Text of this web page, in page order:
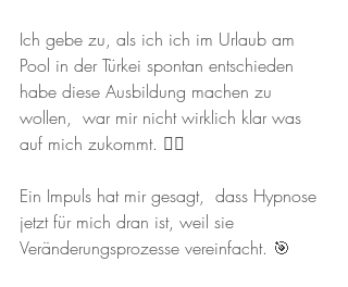
Ich gebe zu, als ich ich im Urlaub am
Pool in der Türkei spontan entschieden
habe diese Ausbildung machen zu
wollen,  war mir nicht wirklich klar was
auf mich zukommt. 🏊‍♂️
Ein Impuls hat mir gesagt,  dass Hypnose
jetzt für mich dran ist, weil sie
Veränderungsprozesse vereinfacht. 🎯